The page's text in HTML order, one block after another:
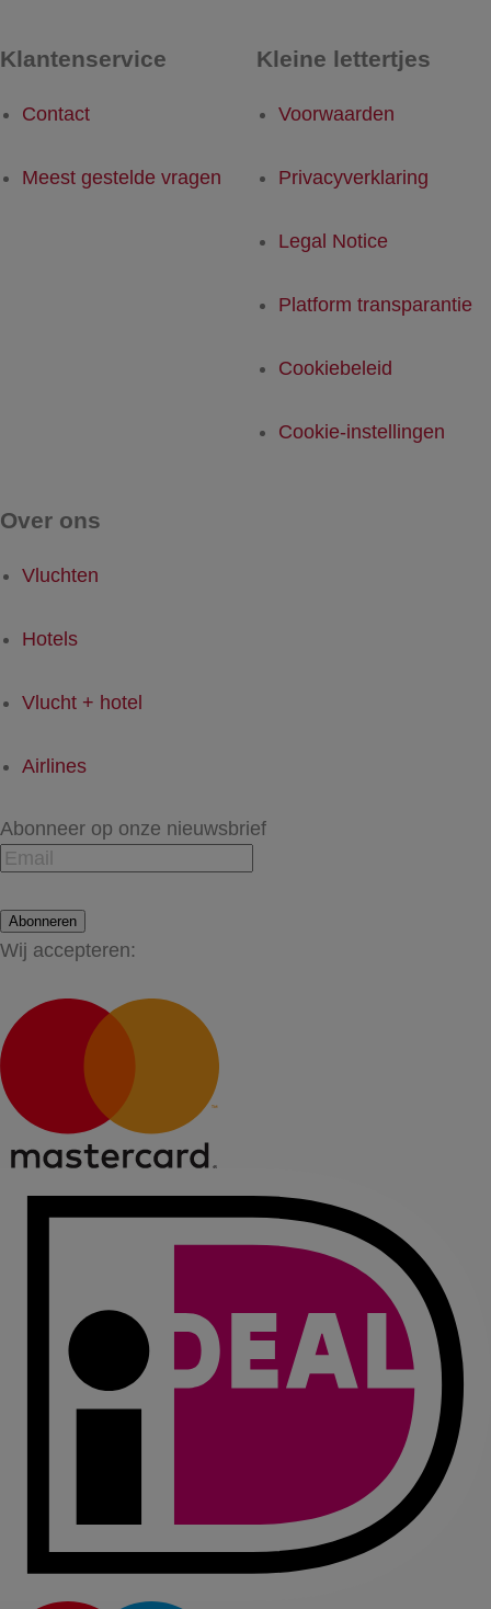
Klantenservice
Contact
Meest gestelde vragen
Kleine lettertjes
Voorwaarden
Privacyverklaring
Legal Notice
Platform transparantie
Cookiebeleid
Cookie-instellingen
Over ons
Vluchten
Hotels
Vlucht + hotel
Airlines
Abonneer op onze nieuwsbrief
Abonneren
Wij accepteren: